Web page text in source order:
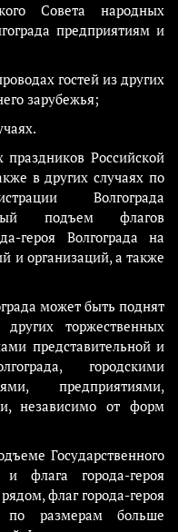
Совета народных
предприятиям и
гостей из других
зарубежья;
праздников Российской
в других случаях по
Волгограда
подъем флагов
героя Волгограда на
и организаций, а также
может быть поднят
торжественных
представительной и
городскими
предприятиями,
независимо от форм
Государственного
флага города-героя
флаг города-героя
размерам больше